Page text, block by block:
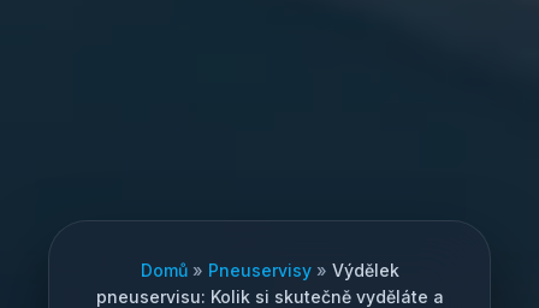
Domů» Pneuservisy» Výdělek
pneuservisu: Kolik si skutečně vyděláte a